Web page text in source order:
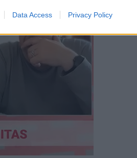
Data Access Privacy Policy